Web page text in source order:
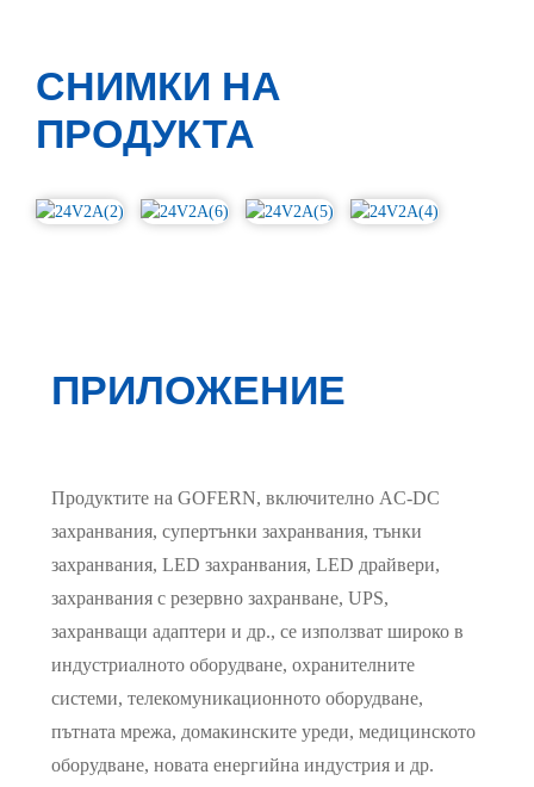
СНИМКИ НА
ПРОДУКТА
ПРИЛОЖЕНИЕ
Продуктите на GOFERN, включително AC-DC
захранвания, супертънки захранвания, тънки
захранвания, LED захранвания, LED драйвери,
захранвания с резервно захранване, UPS,
захранващи адаптери и др., се използват широко в
индустриалното оборудване, охранителните
системи, телекомуникационното оборудване,
пътната мрежа, домакинските уреди, медицинското
оборудване, новата енергийна индустрия и др.